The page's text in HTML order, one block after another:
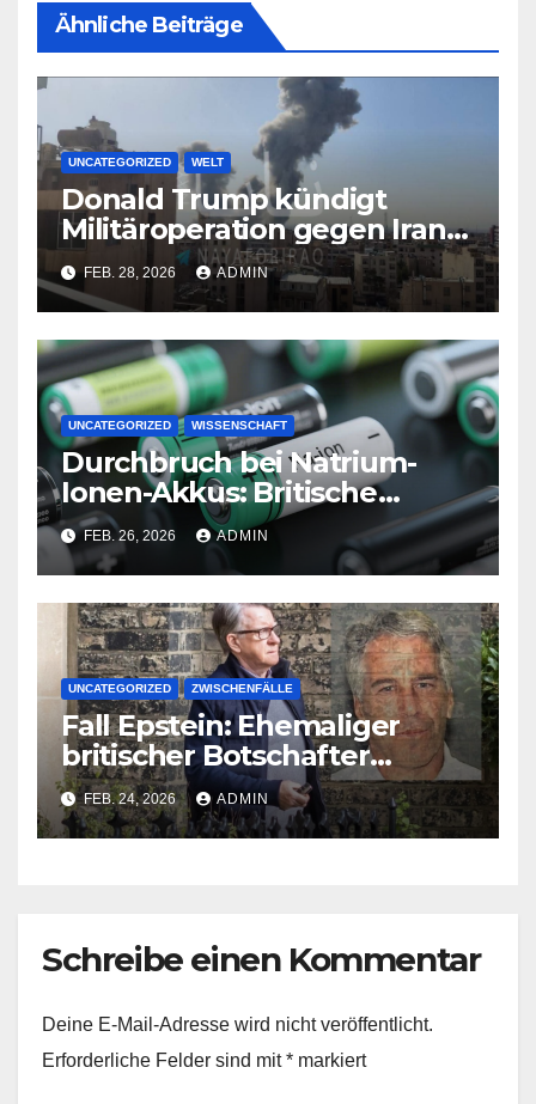
Ähnliche Beiträge
UNCATEGORIZED WELT
Donald Trump kündigt
Militäroperation gegen Iran
anFEB. 28, 2026 ADMIN
UNCATEGORIZED WISSENSCHAFT
Durchbruch bei Natrium-
Ionen-Akkus: Britische
Forscher steigern
Energiedichte deutlich
FEB. 26, 2026 ADMIN
UNCATEGORIZED ZWISCHENFÄLLE
Fall Epstein: Ehemaliger
britischer Botschafter
festgenommen
FEB. 24, 2026 ADMIN
Schreibe einen Kommentar
Deine E-Mail-Adresse wird nicht veröffentlicht.
Erforderliche Felder sind mit* markiert